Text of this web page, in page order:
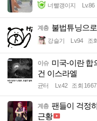
너빨갱이지 Lv.86
계층 불법튜닝으
강슬기 Lv.94 조
이슈 미국-이란 합
건 이스라엘
균터 Lv.42 조회 1667
계층 팬들이 걱정
근황